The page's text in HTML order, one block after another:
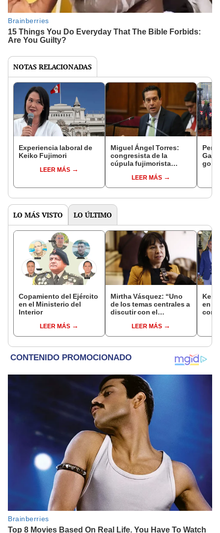
NOTAS RELACIONADAS
Experiencia laboral de
Keiko Fujimori
LEER MÁS
Miguel Ángel Torres:
congresista de la
cúpula fujimorista
del SenadoLEER MÁS
LO MÁS VISTO LO ÚLTIMO
Copamiento del Ejército
en el Ministerio del
Interior
LEER MÁS
Mirtha Vásquez: “Uno
de los temas centrales a
discutir con el
memoria"LEER MÁS
en
con